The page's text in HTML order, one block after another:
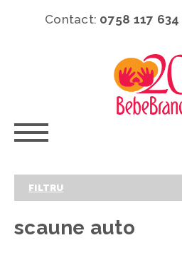
Contact: 0758 117 634
FILTRU
scaune auto